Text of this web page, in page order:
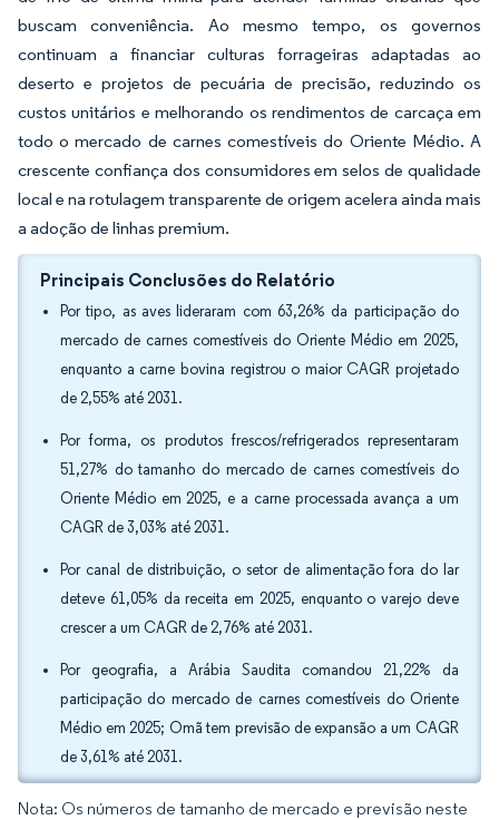
buscam conveniência. Ao mesmo tempo, os governos
continuam a financiar culturas forrageiras adaptadas ao
deserto e projetos de pecuária de precisão, reduzindo os
custos unitários e melhorando os rendimentos de carcaça em
todo o mercado de carnes comestíveis do Oriente Médio. A
crescente confiança dos consumidores em selos de qualidade
local e na rotulagem transparente de origem acelera ainda mais
a adoção de linhas premium.
Principais Conclusões do Relatório
Por tipo, as aves lideraram com 63,26% da participação do
mercado de carnes comestíveis do Oriente Médio em 2025,
enquanto a carne bovina registrou o maior CAGR projetado
de 2,55% até 2031.
Por forma, os produtos frescos/refrigerados representaram
51,27% do tamanho do mercado de carnes comestíveis do
Oriente Médio em 2025, e a carne processada avança a um
CAGR de 3,03% até 2031.
Por canal de distribuição, o setor de alimentação fora do lar
deteve 61,05% da receita em 2025, enquanto o varejo deve
crescer a um CAGR de 2,76% até 2031.
Por geografia, a Arábia Saudita comandou 21,22% da
participação do mercado de carnes comestíveis do Oriente
Médio em 2025; Omã tem previsão de expansão a um CAGR
de 3,61% até 2031.
Nota: Os números de tamanho de mercado e previsão neste